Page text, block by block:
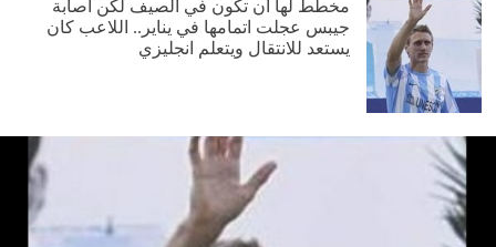
مخطط لها ان تكون في الصيف لكن اصابة
جيبس عجلت اتمامها في يناير.. اللاعب كان
يستعد للانتقال ويتعلم انجليزي